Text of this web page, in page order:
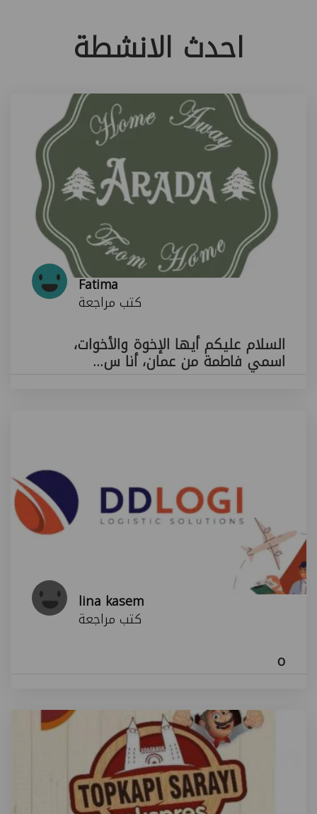
احدث الانشطة
Fatima
كتب مراجعة
السلام عليكم أيها الإخوة والأخوات،
اسمي فاطمة من عمان، أنا س...
lina kasem
كتب مراجعة
o